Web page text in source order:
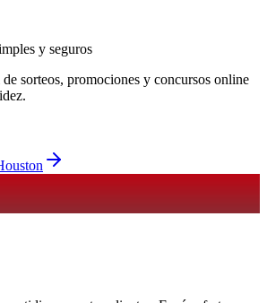
y seguros
sorteos, promociones y concursos online